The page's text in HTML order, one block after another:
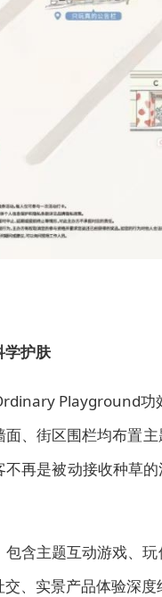
学护肤
Playground
、街区围栏均布置
再是被动接收种草
含主题互动游戏、
、实景产品体验深